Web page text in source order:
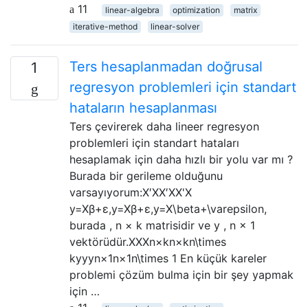
11
linear-algebra optimization
matrix
iterative-method
linear-solver
1
Ters hesaplanmadan doğrusal
regresyon problemleri için standart
hataların hesaplanması
Ters çevirerek daha lineer regresyon
problemleri için standart hataları
hesaplamak için daha hızlı bir yolu var mı ?
Burada bir gerileme olduğunu
varsayıyorum:X′XX′XX'X
y=Xβ+ε,y=Xβ+ε,y=X\beta+\varepsilon,
burada , n × k matrisidir ve y , n × 1
vektörüdür.XXXn×kn×kn\times
kyyyn×1n×1n\times 1 En küçük kareler
problemi çözüm bulma için bir şey yapmak
için …